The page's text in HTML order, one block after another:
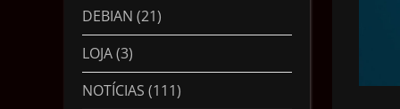
DEBIAN (21)
LOJA(3)
NOTÍCIAS (111)